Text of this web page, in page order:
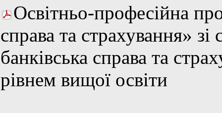
Освітньо-професійна
справа та страхування»
банківська справа та
рівнем вищої освіти